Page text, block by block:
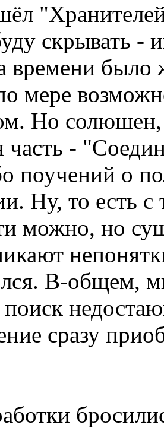
скрывать -
времени было
мере
Но солюшен,
часть -
поучений о
Ну, то есть
можно, но
В-общем,
сразу